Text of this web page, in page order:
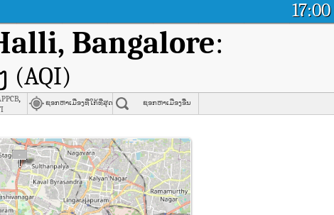
17:00
Bangalore:
ຊອກຫາເມືອງທີ່ໃກ້ທີ່ສຸດ ຊອກຫາເມືອງອື່ນ